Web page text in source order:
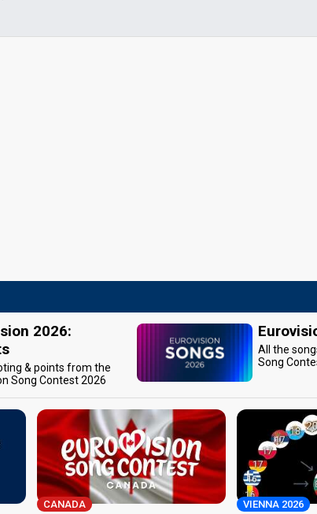
2026:
& points from the
Song Contest 2026
All the
Song
CANADA VIENNA 2026